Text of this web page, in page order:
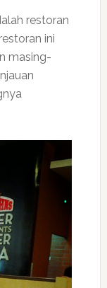
restoran
ini
masing-